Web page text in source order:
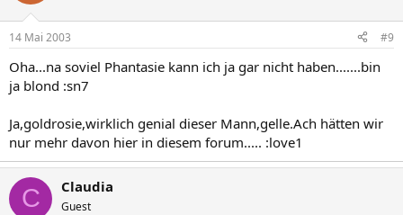
14 Mai 2003 #9
Oha...na soviel Phantasie kann ich ja gar nicht haben.......bin
ja blond :sn7
Ja,goldrosie,wirklich genial dieser Mann,gelle.Ach hätten wir
nur mehr davon hier in diesem forum..... :love1
C Claudia
Guest